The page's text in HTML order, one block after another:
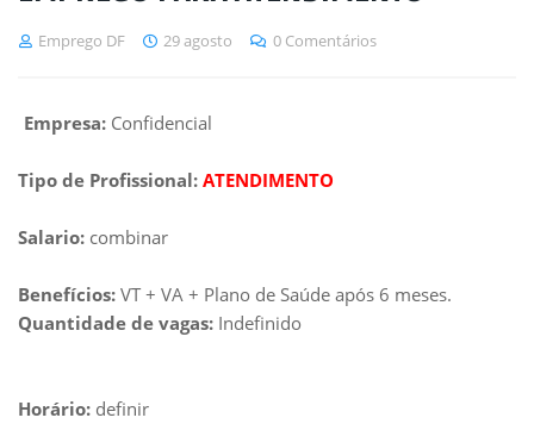
Emprego DF 29 agosto 0 Comentários
Empresa: Confidencial
Tipo de Profissional: ATENDIMENTO
Salario: combinar
Benefícios: VT + VA + Plano de Saúde após 6 meses.
Quantidade de vagas: Indefinido
Horário: definir